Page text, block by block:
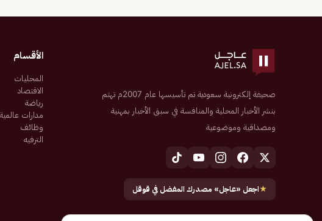
صحيفة إلكترونية سعودية تم تأسيسها عام 2007م تهتم
بنشر الأخبار المحلية والمنافسة في سبق الأخبار بمهنية
ومصداقية وموضوعية
★اجعل «عاجل» مصدرك المفضل في قوقل
الأقسام
المحليات
الاقتصاد
رياضة
مدارات عالمية
وظائف
الترفيه